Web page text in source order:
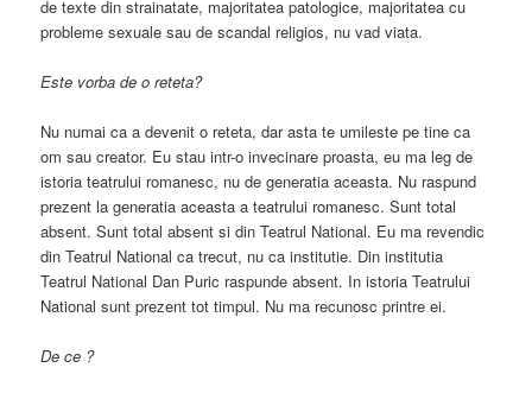
de texte din strainatate, majoritatea patologice, majoritatea cu
probleme sexuale sau de scandal religios, nu vad viata.
Este vorba de o reteta?
Nu numai ca a devenit o reteta, dar asta te umileste pe tine ca
om sau creator. Eu stau intr-o invecinare proasta, eu ma leg de
istoria teatrului romanesc, nu de generatia aceasta. Nu raspund
prezent la generatia aceasta a teatrului romanesc. Sunt total
absent. Sunt total absent si din Teatrul National. Eu ma revendic
din Teatrul National ca trecut, nu ca institutie. Din institutia
Teatrul National Dan Puric raspunde absent. In istoria Teatrului
National sunt prezent tot timpul. Nu ma recunosc printre ei.
De ce ?